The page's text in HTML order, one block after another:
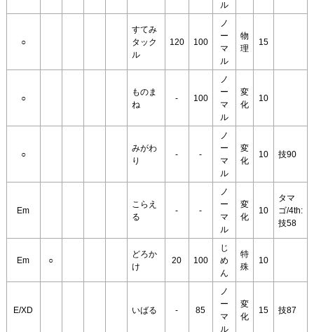
ル
○
すてみ
タック
ル
120 100
ノ
ー
マ
ル
物
理
15
○
ものま
ね
- 100
ノ
ー
マ
ル
変
化
10
○
みがわ
り
- -
ノ
ー
マ
ル
変
化
10 技90
Em
こらえ
る
- -
ノ
ー
マ
ル
変
化
10
タマ
ゴ/4th:
技58
Em ○
どろか
け
20 100
じ
め
ん
特
殊
10
E/XD いばる - 85
ノ
ー
マ
ル
変
化
15 技87